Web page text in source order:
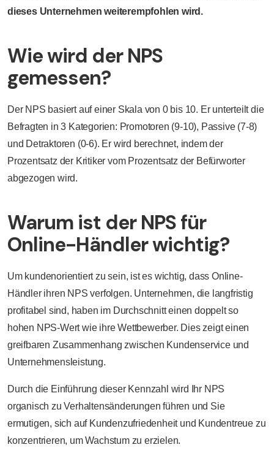
dieses Unternehmen weiterempfohlen wird.
Wie wird der NPS
gemessen?
Der NPS basiert auf einer Skala von 0 bis 10. Er unterteilt die
Befragten in 3 Kategorien: Promotoren (9-10), Passive (7-8)
und Detraktoren (0-6). Er wird berechnet, indem der
Prozentsatz der Kritiker vom Prozentsatz der Befürworter
abgezogen wird.
Warum ist der NPS für
Online-Händler wichtig?
Um kundenorientiert zu sein, ist es wichtig, dass Online-
Händler ihren NPS verfolgen. Unternehmen, die langfristig
profitabel sind, haben im Durchschnitt einen doppelt so
hohen NPS-Wert wie ihre Wettbewerber. Dies zeigt einen
greifbaren Zusammenhang zwischen Kundenservice und
Unternehmensleistung.
Durch die Einführung dieser Kennzahl wird Ihr NPS
organisch zu Verhaltensänderungen führen und Sie
ermutigen, sich auf Kundenzufriedenheit und Kundentreue zu
konzentrieren, um Wachstum zu erzielen.